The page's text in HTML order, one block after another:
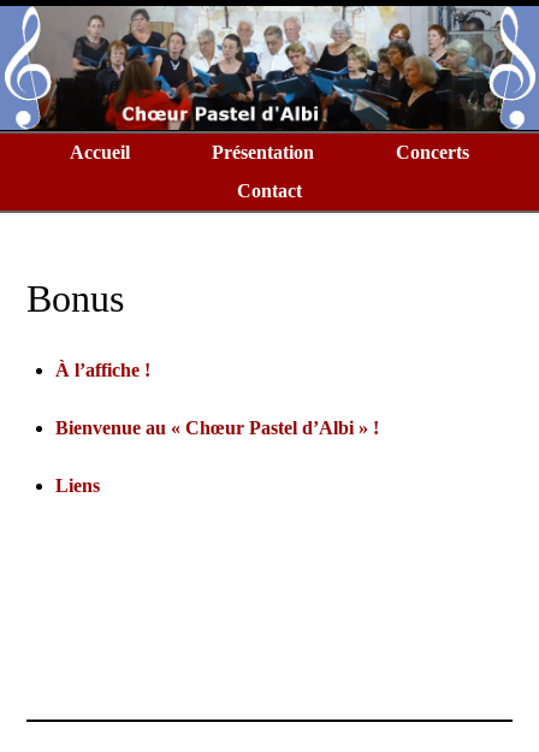
Accueil Présentation
Concerts
Contact
Bonus
À l’affiche !
Bienvenue au « Chœur Pastel d’Albi » !
Liens